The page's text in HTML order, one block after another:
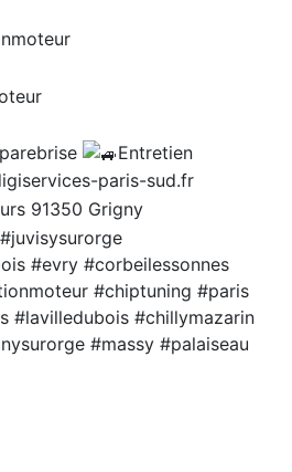
Entretien
paris-sud.fr
91350 Grigny
#juvisysurorge
#evry #corbeilessonnes
#chiptuning #paris
#lavilledubois #chillymazarin
#massy #palaiseau